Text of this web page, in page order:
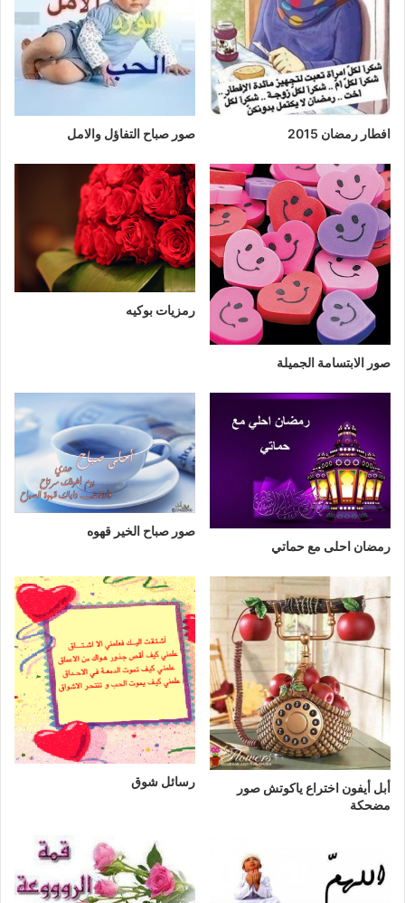
افطار رمضان 2015 صور صباح التفاؤل والامل
صور الابتسامة الجميلة
رمزيات بوكيه
رمضان احلى مع حماتي
صور صباح الخير قهوه
أبل أيفون اختراع ياكوتش صور
مضحكة
رسائل شوق